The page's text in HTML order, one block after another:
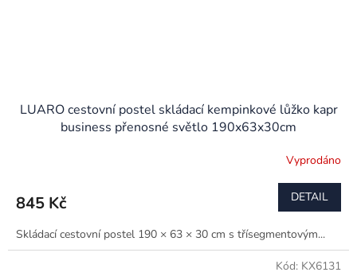
LUARO cestovní postel skládací kempinkové lůžko kapr
business přenosné světlo 190x63x30cm
Vyprodáno
845 Kč DETAIL
Skládací cestovní postel 190 × 63 × 30 cm s třísegmentovým...
Kód: KX6131